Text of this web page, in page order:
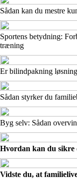
Sådan kan du mestre
Sportens betydning:
træning
Er bilindpakning
Sådan styrker du
Byg selv: Sådan
Hvordan kan du sikre
Vidste du, at